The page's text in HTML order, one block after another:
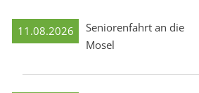
11.08.2026
Seniorenfahrt an die
Mosel